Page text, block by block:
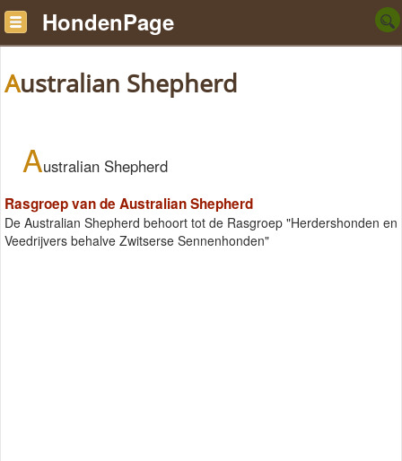
HondenPage
Australian Shepherd
Australian Shepherd
Rasgroep van de Australian Shepherd
De Australian Shepherd behoort tot de Rasgroep "Herdershonden en
Veedrijvers behalve Zwitserse Sennenhonden"